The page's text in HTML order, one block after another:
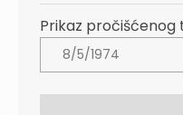
Prikaz pročišćenog